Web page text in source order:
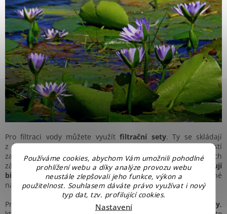
Používáme cookies, abychom Vám umožnili pohodlné
prohlížení webu a díky analýze provozu webu
neustále zlepšovali jeho funkce, výkon a
použitelnost. Souhlasem dáváte právo využívat i nový
typ dat, tzv. profilující cookies.
Nastavení
Pro filtraci vody můžete využítfiltrační sety. Ty se skládají
z čerpadla, biologického filtru a UV sterilizéru. Filtrace zajistí
zachycení hrubých nečistot a zbaví vodu choroboplodných
zárodků, řas a kalu. Zároveň biologické filtrynenarušují
biologickou rovnováhu, protože odstraňují jenom nechtěné
nájemníky. Filtraci se určitě vyplatí použít u menších jezírek
Pro čištění vody v jezírkunepoužívejte chemické prostředky,